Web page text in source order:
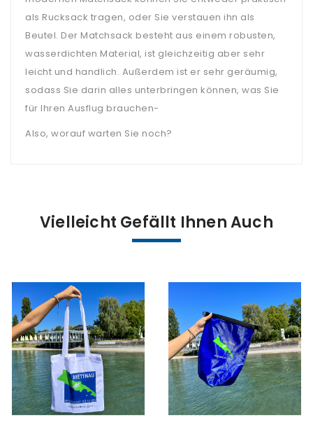
als Rucksack tragen, oder Sie verstauen ihn als
Beutel. Der Matchsack besteht aus einem robusten,
wasserdichten Material, ist gleichzeitig aber sehr
leicht und handlich. Außerdem ist er sehr geräumig,
sodass Sie darin alles unterbringen können, was Sie
für Ihren Ausflug brauchen-
Also, worauf warten Sie noch?
Vielleicht Gefällt Ihnen Auch